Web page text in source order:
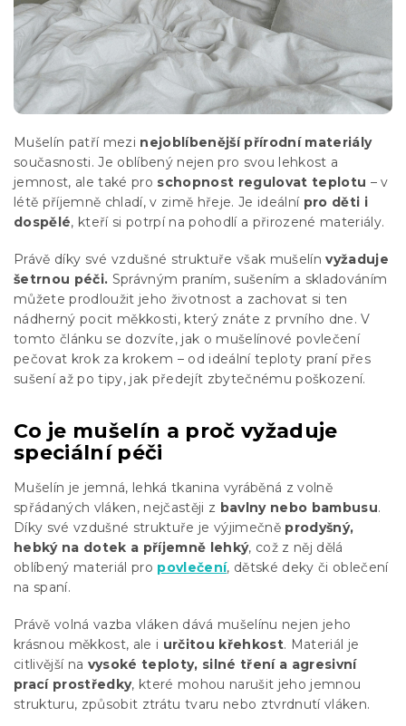
Mušelín patří mezi nejoblíbenější přírodní materiály
současnosti. Je oblíbený nejen pro svou lehkost a
jemnost, ale také pro schopnost regulovat teplotu – v
létě příjemně chladí, v zimě hřeje. Je ideální pro děti i
dospělé, kteří si potrpí na pohodlí a přirozené materiály.
Právě díky své vzdušné struktuře však mušelínvyžaduje
šetrnou péči. Správným praním, sušením a skladováním
můžete prodloužit jeho životnost a zachovat si ten
nádherný pocit měkkosti, který znáte z prvního dne. V
tomto článku se dozvíte, jak o mušelínové povlečení
pečovat krok za krokem – od ideální teploty praní přes
sušení až po tipy, jak předejít zbytečnému poškození.
Co je mušelín a proč vyžaduje
speciální péči
Mušelín je jemná, lehká tkanina vyráběná z volně
spřádaných vláken, nejčastěji z bavlny nebo bambusu.
Díky své vzdušné struktuře je výjimečně prodyšný,
hebký na dotek a příjemně lehký, což z něj dělá
oblíbený materiál pro povlečení, dětské deky či oblečení
na spaní.
Právě volná vazba vláken dává mušelínu nejen jeho
krásnou měkkost, ale i určitou křehkost. Materiál je
citlivější na vysoké teploty, silné tření a agresivní
prací prostředky, které mohou narušit jeho jemnou
strukturu, způsobit ztrátu tvaru nebo ztvrdnutí vláken.